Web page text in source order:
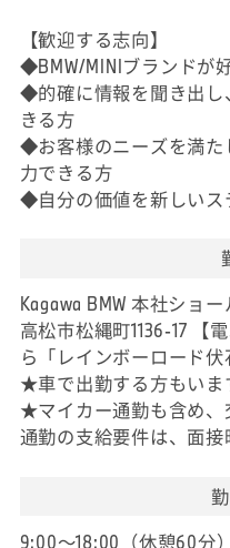
【歓迎する志向】
◆BMW/MINIブランドが
◆的確に情報を聞き出し
きる方
◆お客様のニーズを満た
力できる方
◆自分の価値を新しいス
Kagawa BMW 本社ショ
高松市松縄町1136-17 【
ら「レインボーロード伏
★車で出勤する方もいま
★マイカー通勤も含め、
通勤の支給要件は、面接
9:00～18:00（休憩60分）